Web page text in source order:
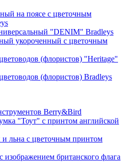
на поясе с цветочным
"DENIM" Bradleys
укороченный с цветочным
(флористов) "Heritage"
(флористов) Bradleys
Berry&Bird
"Тоут" с принтом английской
льна с цветочным принтом
британского флага